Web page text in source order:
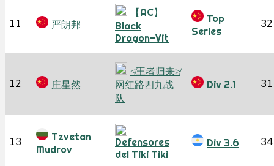
11 严朗邦
【AC】
Black
Dragon-Vit
Top
Series
32
12 庄星然
≮王者归来≯
网红路四九战
队
Div 2.1 31
13
Tzvetan
Mudrov
Defensores
del Tiki Tiki
Div 3.6 34